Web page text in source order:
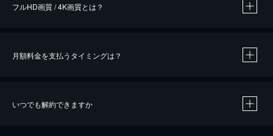
※40％ポイント還元の対象は、クレジットカード決済による作品の購入 / レンタルです。
フルHD画質 / 4K画質とは？
月額料金を支払うタイミングは？
いつでも解約できますか